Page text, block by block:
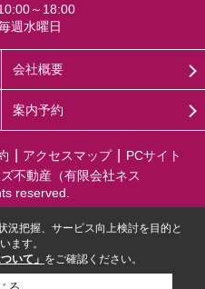
～18:00
週水曜日
会社概要
案内予約
アクセスマップ
PCサイト
不動産（有限会社ネス
reserved.
況把握、サービス向上検討を目的と
ます。
いて」 をご確認ください。